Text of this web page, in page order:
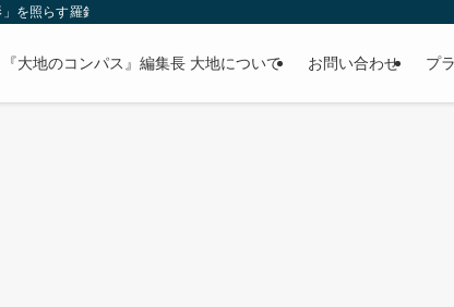
を照らす羅針盤。
大地のコンパス』編集長 大地について お問い合わせ プ